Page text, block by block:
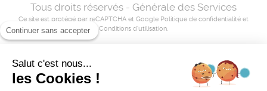
Tous droits réservés - Générale des Services
Ce site est protégé par reCAPTCHA et Google Politique de confidentialité et
Conditions d'utilisation.
Continuer sans accepter
Salut c'est nous...
les Cookies !